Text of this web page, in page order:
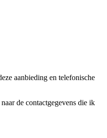
aanbieding en telefonische
de contactgegevens die ik